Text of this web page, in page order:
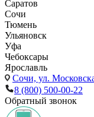
Саратов
Сочи
Тюмень
Ульяновск
Уфа
Чебоксары
Ярославль
Сочи, ул.
8 (800) 500-00-22
Обратный звонок